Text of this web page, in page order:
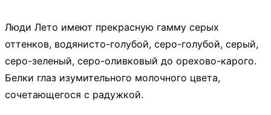
Люди Лето имеют прекрасную гамму серых
оттенков, водянисто-голубой, серо-голубой, серый,
серо-зеленый, серо-оливковый до орехово-карого.
Белки глаз изумительного молочного цвета,
сочетающегося с радужкой.